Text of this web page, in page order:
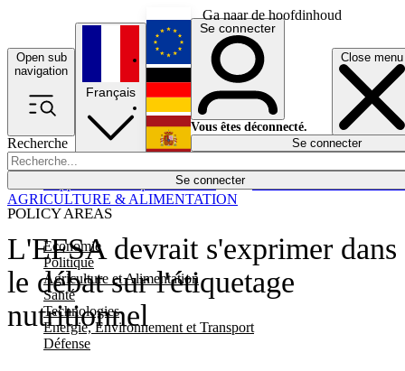
Ga naar de hoofdinhoud
Open sub
navigation
Close menu
Recherche
Se connecter
POLICY AREAS
Economie
Politique
Agriculture et Alimentation
Santé
Technologies
Energie, Environnement et Transport
Défense
Économie
Français
English
Deutsch
Español
Se connecter
Vous êtes déconnecté.
Se connecter
L'EFSA devrait s'exprimer dans
le débat sur l'étiquetage
nutritionnel
AGRICULTURE & ALIMENTATION